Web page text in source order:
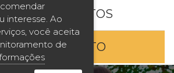
Vestibular
2ª Graduação
E DESCONTOS
EM CONTATO
interesse. Ao
você aceita
de